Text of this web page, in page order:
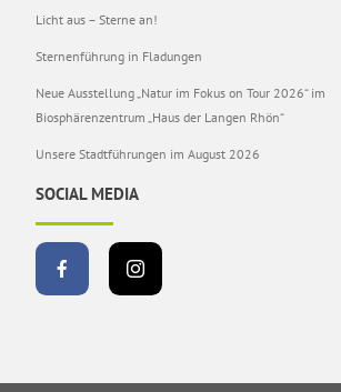
Licht aus – Sterne an!
Sternenführung in Fladungen
Neue Ausstellung „Natur im Fokus on Tour 2026“ im
Biosphärenzentrum „Haus der Langen Rhön“
Unsere Stadtführungen im August 2026
SOCIAL MEDIA